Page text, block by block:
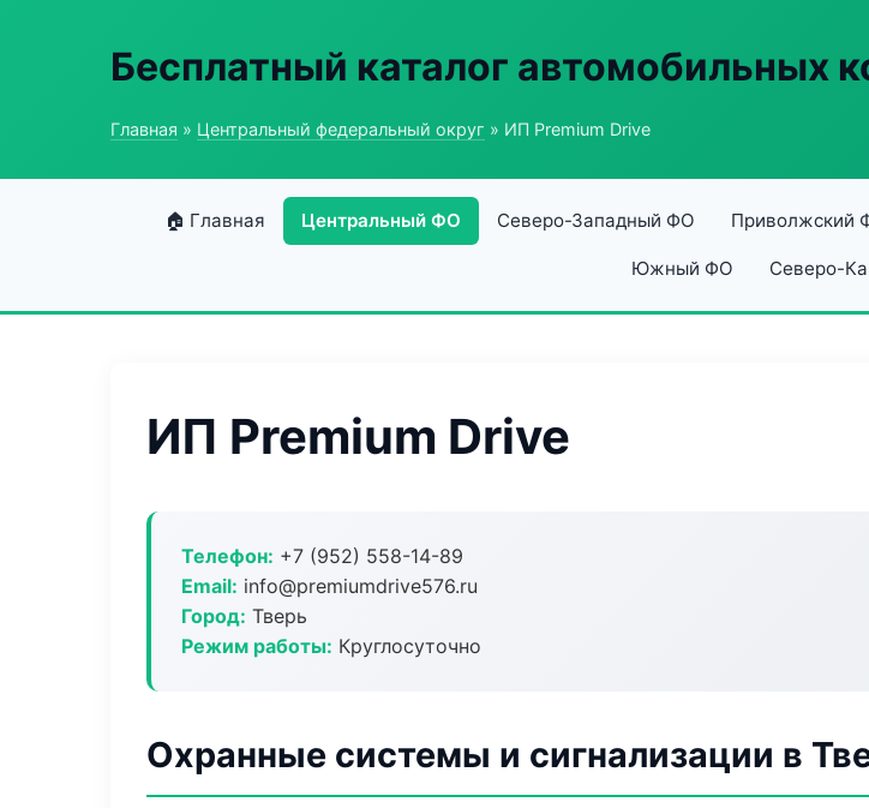
Бесплатный каталог автомобильных
Главная » Центральный федеральный округ » ИП Premium Drive
🏠 Главная Центральный ФО Северо-Западный ФО Приволжский
Южный ФО Северо-
ИП Premium Drive
Телефон: +7 (952) 558-14-89
Email: info@premiumdrive576.ru
Город: Тверь
Режим работы: Круглосуточно
Охранные системы и сигнализации в